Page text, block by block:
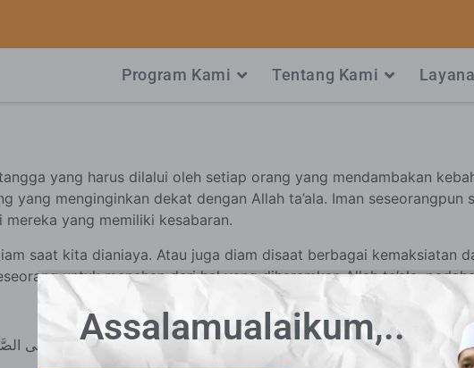
Program Kami Tentang Kami
yang harus dilalui oleh setiap orang yang mendambakan
yang menginginkan dekat dengan Allah ta’ala. Iman
mereka yang memiliki kesabaran.
saat kita dianiaya. Atau juga diam disaat berbagai kemaksiatan
untuk menahan dari hal yang diharamkan Allah ta’ala,
إِنَّمَا يُوَفَّى Assalamualaikum,..